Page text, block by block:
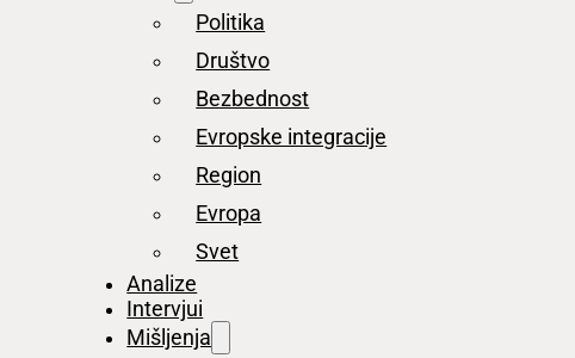
Politika
Društvo
Bezbednost
Evropske integracije
Region
Evropa
Svet
Analize
Intervjui
Mišljenja